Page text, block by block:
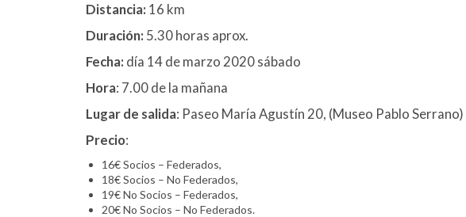
Distancia: 16 km
Duración: 5.30 horas aprox.
Fecha: día 14 de marzo 2020 sábado
Hora: 7.00 de la mañana
Lugar de salida: Paseo María Agustín 20, (Museo Pablo Serrano)
Precio:
16€ Socios – Federados,
18€ Socios – No Federados,
19€ No Socios – Federados,
20€ No Socios – No Federados.